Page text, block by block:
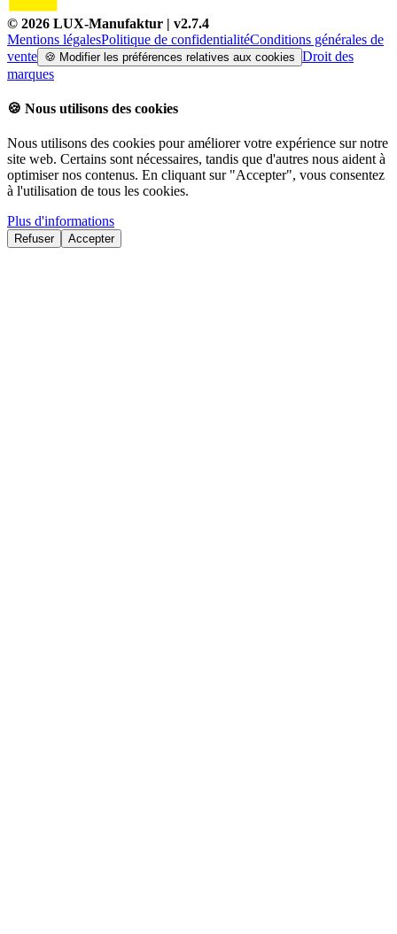
© 2026 LUX-Manufaktur | v2.7.4
Mentions légalesPolitique de confidentialitéConditions générales de
vente 🍪 Modifier les préférences relatives aux cookies Droit des
marques
🍪 Nous utilisons des cookies
Nous utilisons des cookies pour améliorer votre expérience sur notre
site web. Certains sont nécessaires, tandis que d'autres nous aident à
optimiser nos contenus. En cliquant sur "Accepter", vous consentez
à l'utilisation de tous les cookies.
Plus d'informations
Refuser Accepter